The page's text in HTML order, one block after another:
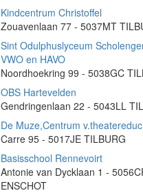
Kindcentrum Christoffel
Zouavenlaan 77 - 5037MT
Sint Odulphuslyceum
VWO en HAVO
Noordhoekring 99 - 5038GC
OBS Hartevelden
Gendringenlaan 22 - 5043LL
De Muze,Centrum
Carre 95 - 5017JE TILBURG
Basisschool Rennevoirt
Antonie van Dycklaan 1 -
ENSCHOT